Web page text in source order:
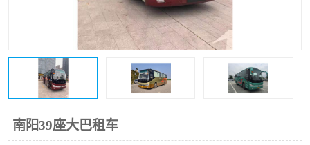
南阳39座大巴租车